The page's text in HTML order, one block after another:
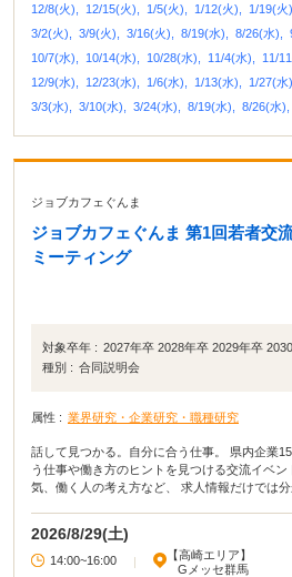
12/8(火),
12/15(火), 1/5(火), 1/12(火), 1/19(火),
3/2(火),
3/9(火), 3/16(火), 8/19(水), 8/26(水),
10/7(水),
10/14(水), 10/28(水), 11/4(水), 11/
12/9(水),
12/23(水), 1/6(水), 1/13(水), 1/27(水),
3/3(水),
3/10(水), 3/24(水), 8/19(水), 8/26(水),
ジョブカフェぐんま
ジョブカフェぐんま 第1回若者交
ミーティング
対象卒年 : 2027年卒 2028年卒 2029年卒
種別 : 合同説明会
属性 : 業界研究・企業研究・職種研究
話して見つかる。自分に合う仕事。 県内企業15社と直接話しながら、 自分に合
う仕事や働き方のヒントを見つける交流イベントです。 仕事内容
気、働く人の考え方など、 求人情報だけでは分
いろな仕事を見てみたい」 そんな方におすすめ
2026/8/29(土)
14:00~16:00 |
【高崎エリア】
Gメッセ群馬